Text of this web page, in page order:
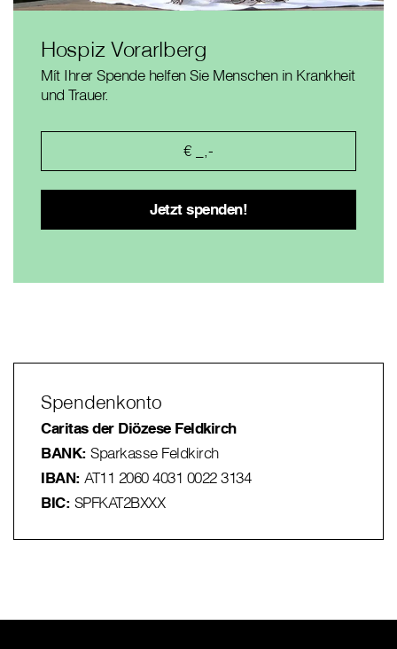
Hospiz Vorarlberg
Mít Ihrer Spende helfen Sie Menschen in Krankheit
und Trauer.
Spendenkonto
Caritas der Diözese Feldkirch
BANK: Sparkasse Feldkirch
IBAN: AT11 2060 4031 0022 3134
BIC: SPFKAT2BXXX